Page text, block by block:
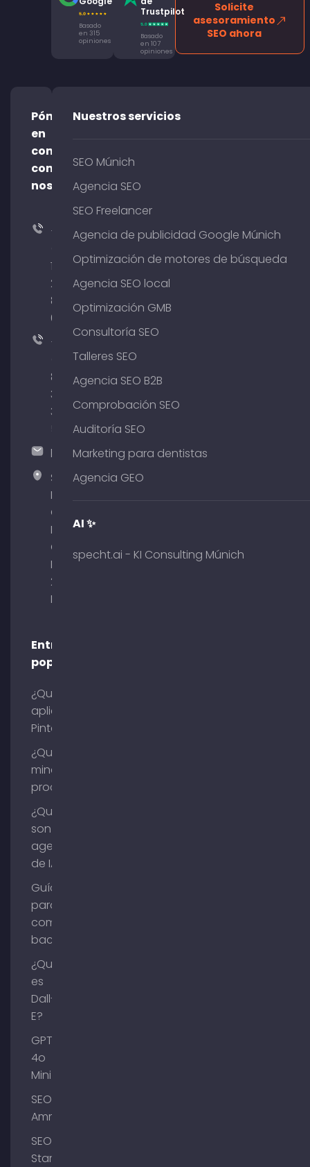
Basado
en 315
opiniones
Trustpilot
Basado
en 107
opiniones
Solicite
asesoramiento
SEO ahora
Póngase
en
contacto
con
nosotros
+49
176
204
801
64
+49
89
380
375
hallo@timospecht.de
Specht
Marketing
GmbH –
Palais am
Obelisk
Briennerstr.
29 80333
Múnich
Entradas
populares
¿Qué es la
aplicación
Pinterest?
¿Qué es la
minería de
procesos?
¿Qué
son los
agentes
de IA?
Guía
para
comprar
backlinks
¿Qué
es
Dall-
E?
GPT-
4o
Mini
SEO
Ammersee
SEO
Starnberg
Nuestros servicios
SEO Múnich
Agencia SEO
SEO Freelancer
Agencia de publicidad Google Múnich
Optimización de motores de búsqueda
Agencia SEO local
Optimización GMB
Consultoría SEO
Talleres SEO
Agencia SEO B2B
Comprobación SEO
Auditoría SEO
Marketing para dentistas
Agencia GEO
AI ✨
specht.ai - KI Consulting Múnich